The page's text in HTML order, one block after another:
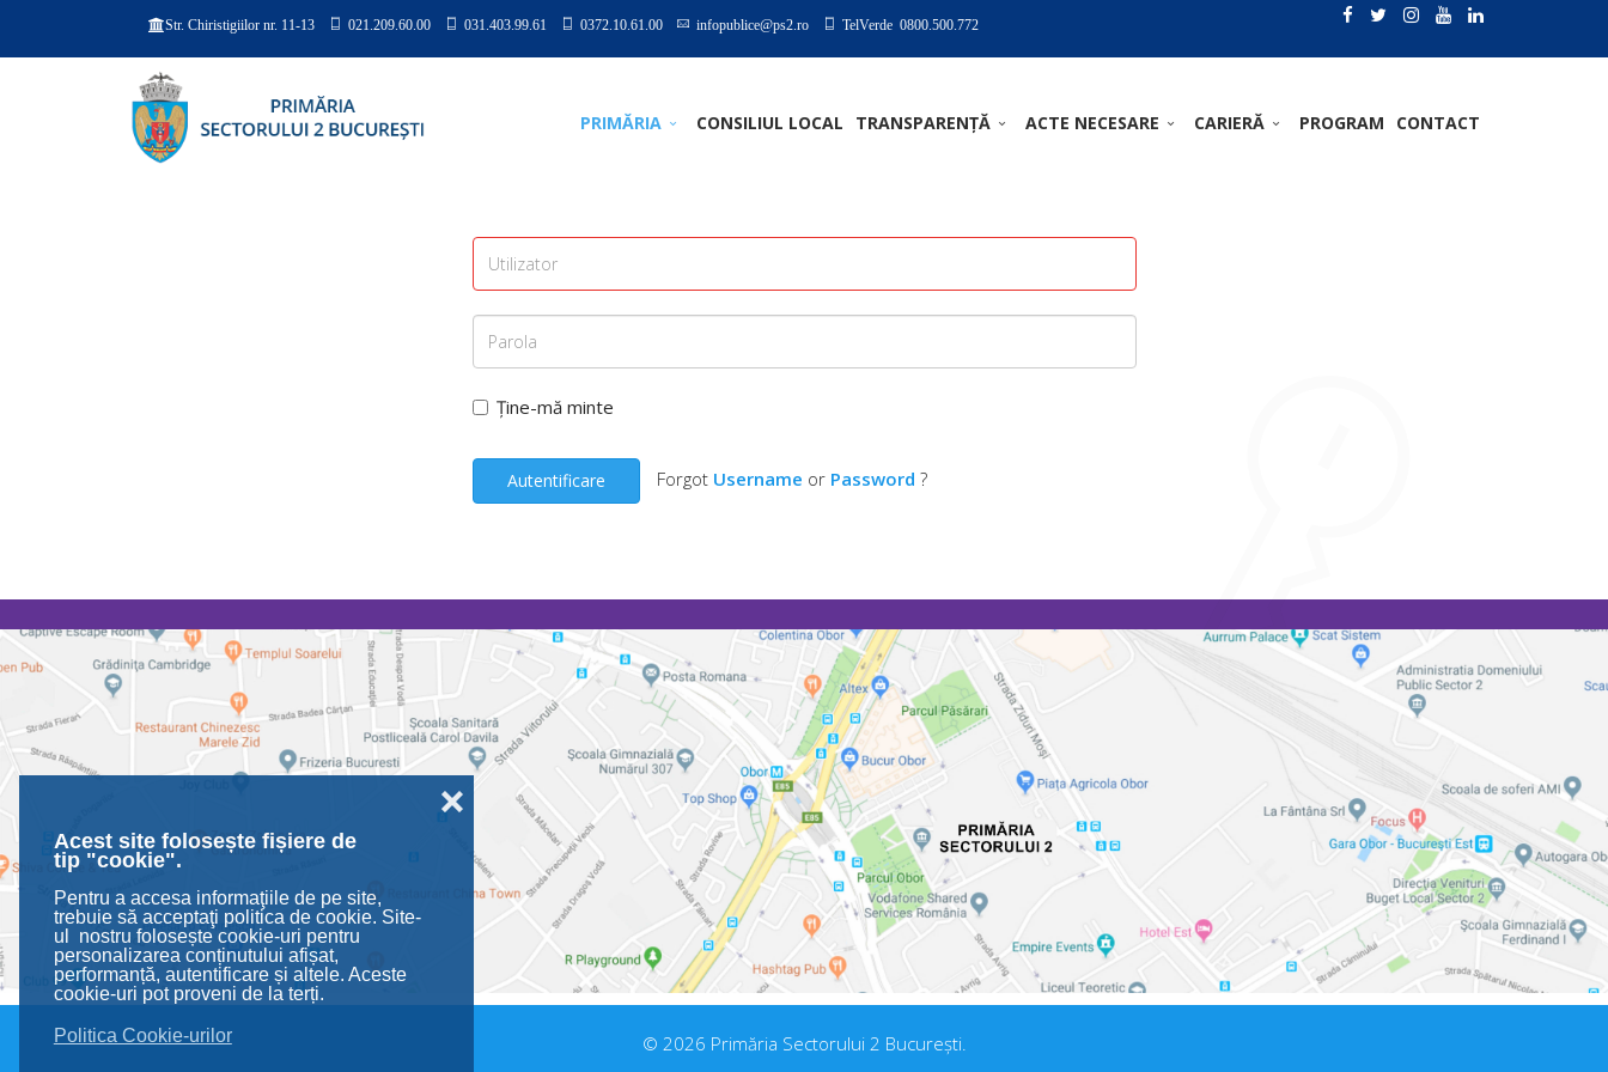
Acest site folosește fișiere de
tip "cookie".
Pentru a accesa informaţiile de pe site,
trebuie să acceptaţi politica de cookie. Site-
ul nostru folosește cookie-uri pentru
personalizarea conținutului afișat,
performanță, autentificare și altele. Aceste
cookie-uri pot proveni de la terți.
Politica Cookie-urilor
❌
Str. Chiristigiilor nr. 11-13 021.209.60.00 031.403.99.61 0372.10.61.00 infopublice@ps2.ro TelVerde 0800.500.772
PRIMĂRIA CONSILIUL LOCAL TRANSPARENȚĂ ACTE NECESARE CARIERĂ PROGRAM CONTACT
Ține-mă minte
Autentificare Forgot Username or Password ?
© 2026 Primăria Sectorului 2 București.